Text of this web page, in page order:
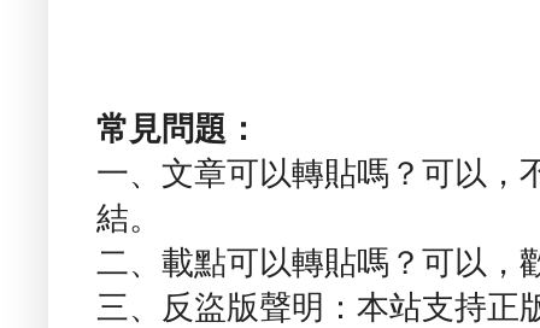
常見問題：
一、文章可以轉貼嗎？可以，
結。
二、載點可以轉貼嗎？可以，
三、反盜版聲明：本站支持正